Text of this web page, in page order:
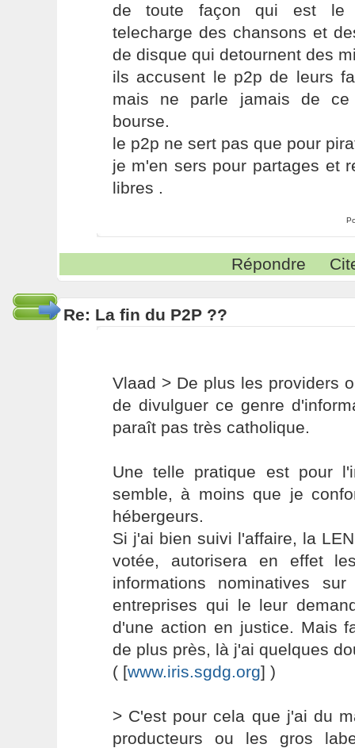
de toute façon qui est le
telecharge des chansons et
de disque qui detournent des
ils accusent le p2p de leurs
mais ne parle jamais de
bourse.
le p2p ne sert pas que pour
je m'en sers pour partages et
libres .
Répondre
Re: La fin du P2P ??
Vlaad > De plus les providers
de divulguer ce genre
paraît pas très catholique.
Une telle pratique est pour
semble, à moins que je
hébergeurs.
Si j'ai bien suivi l'affaire, la
votée, autorisera en effet
informations nominatives
entreprises qui le leur
d'une action en justice. Mais
de plus près, là j'ai quelques
( [www.iris.sgdg.org] )
> C'est pour cela que j'ai du
producteurs ou les gros